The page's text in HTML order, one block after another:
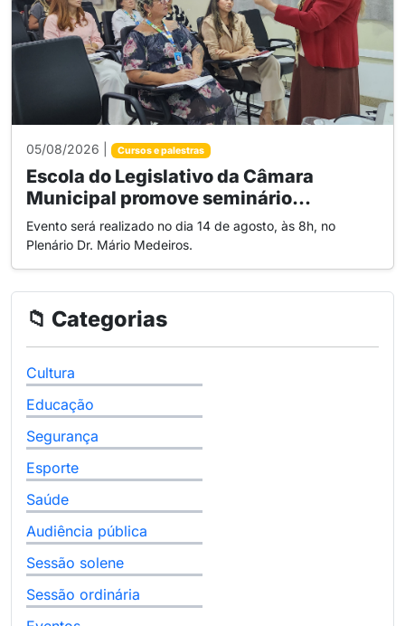
05/08/2026 | Cursos e palestras
Escola do Legislativo da Câmara
Municipal promove seminário...
Evento será realizado no dia 14 de agosto, às 8h, no
Plenário Dr. Mário Medeiros.
📁 Categorias
Cultura
Educação
Segurança
Esporte
Saúde
Audiência pública
Sessão solene
Sessão ordinária